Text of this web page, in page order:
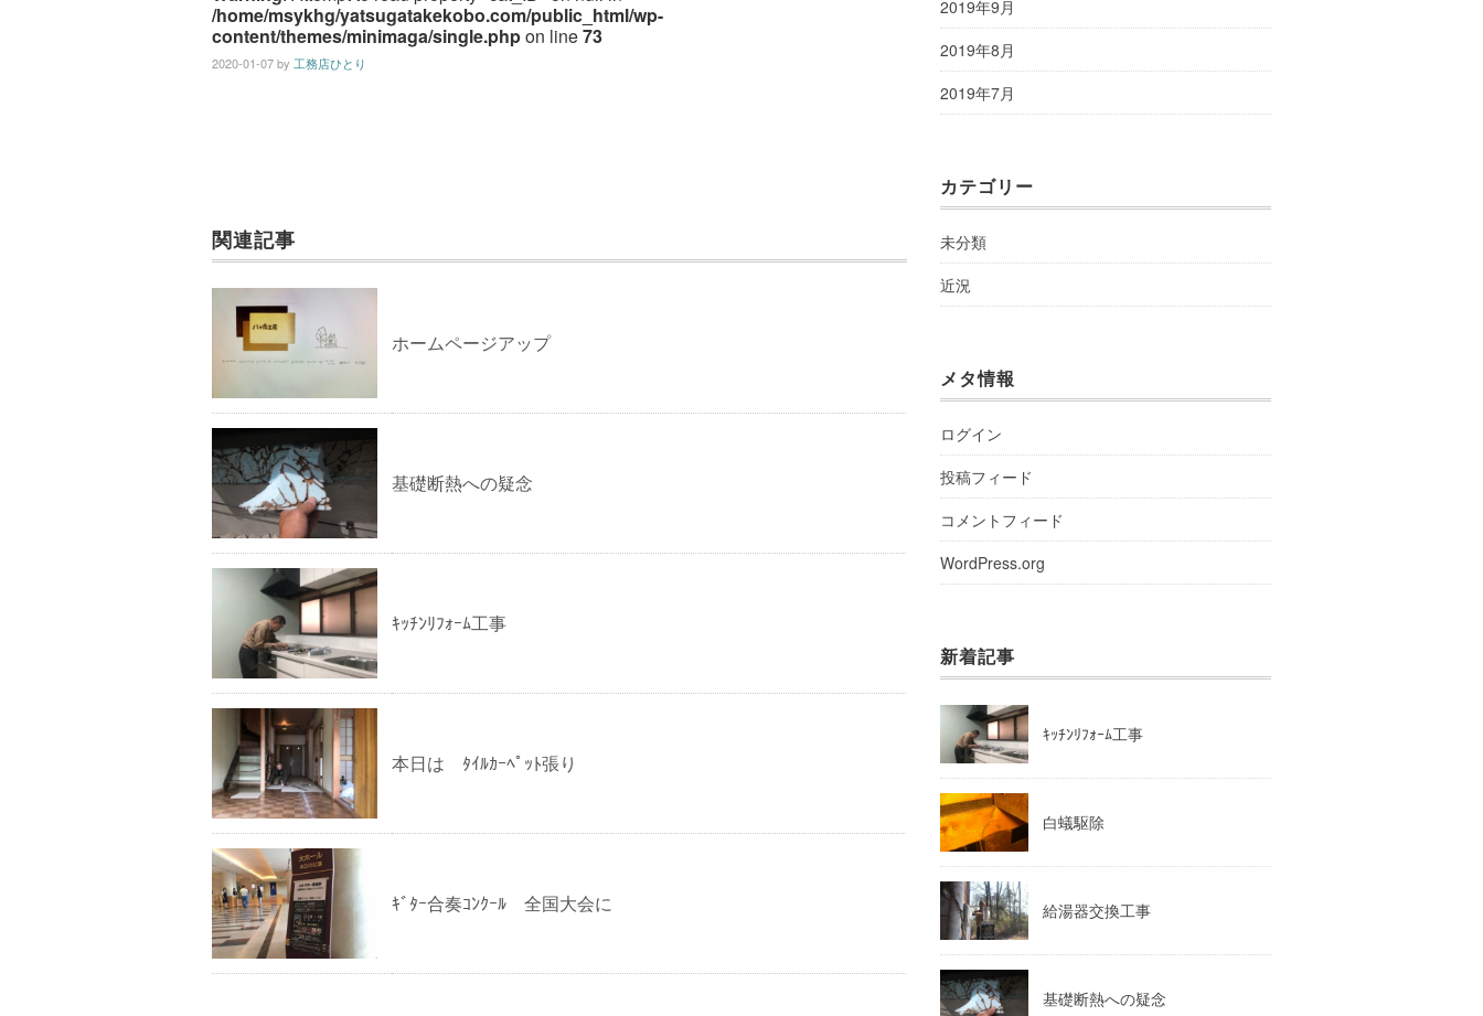
/home/msykhg/yatsugatakekobo.com/public_html/wp-
content/themes/minimaga/single.phpon line73
2020-01-07by 工務店ひとり
関連記事
ホームページアップ
基礎断熱への疑念
ｷｯﾁﾝﾘﾌｫｰﾑ工事
本日は ﾀｲﾙｶｰﾍﾟｯﾄ張り
ｷﾞﾀｰ合奏ｺﾝｸｰﾙ 全国大会に
2019年9月
2019年8月
2019年7月
カテゴリー
未分類
近況
メタ情報
ログイン
投稿フィード
コメントフィード
WordPress.org
新着記事
ｷｯﾁﾝﾘﾌｫｰﾑ工事
白蟻駆除
給湯器交換工事
基礎断熱への疑念